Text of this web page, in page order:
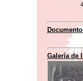
Galería de